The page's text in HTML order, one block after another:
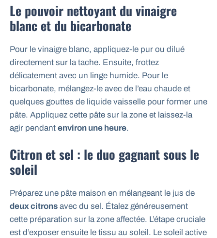
Le pouvoir nettoyant du vinaigre
blanc et du bicarbonate
Pour le vinaigre blanc, appliquez-le pur ou dilué
directement sur la tache. Ensuite, frottez
délicatement avec un linge humide. Pour le
bicarbonate, mélangez-le avec de l’eau chaude et
quelques gouttes de liquide vaisselle pour former une
pâte. Appliquez cette pâte sur la zone et laissez-la
agir pendant environ une heure.
Citron et sel : le duo gagnant sous le
soleil
Préparez une pâte maison en mélangeant le jus de
deux citrons avec du sel. Étalez généreusement
cette préparation sur la zone affectée. L’étape cruciale
est d’exposer ensuite le tissu au soleil. Le soleil active